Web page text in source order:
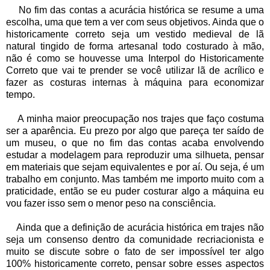
No fim das contas a acurácia histórica se resume a uma
escolha, uma que tem a ver com seus objetivos. Ainda que o
historicamente correto seja um vestido medieval de lã
natural tingido de forma artesanal todo costurado à mão,
não é como se houvesse uma Interpol do Historicamente
Correto que vai te prender se você utilizar lã de acrílico e
fazer as costuras internas à máquina para economizar
tempo.
A minha maior preocupação nos trajes que faço costuma
ser a aparência. Eu prezo por algo que pareça ter saído de
um museu, o que no fim das contas acaba envolvendo
estudar a modelagem para reproduzir uma silhueta, pensar
em materiais que sejam equivalentes e por aí. Ou seja, é um
trabalho em conjunto. Mas também me importo muito com a
praticidade, então se eu puder costurar algo a máquina eu
vou fazer isso sem o menor peso na consciência.
Ainda que a definição de acurácia histórica em trajes não
seja um consenso dentro da comunidade recriacionista e
muito se discute sobre o fato de ser impossível ter algo
100% historicamente correto, pensar sobre esses aspectos